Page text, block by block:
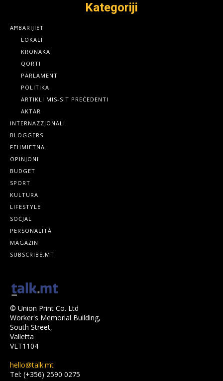
Kategoriji
AĦBARIJIET
LOKALI
KRONAKA
QORTI
PARLAMENT
POLITIKA
ARTIKLI MIS-SIT PREĊEDENTI
AKTAR
INTERNAZZJONALI
BLOGGERS
FEHMIETNA
OPINJONI
BUDGET
SPORT
KULTURA
LIFESTYLE
SOĊJAL
PERSONALITÀ
MAGAŻIN
SUBSCRIBE.MT
© Union Print Co. Ltd
Worker's Memorial Building,
South Street,
Valletta
VLT1104
hello@talk.mt
Tel: (+356) 2590 0275